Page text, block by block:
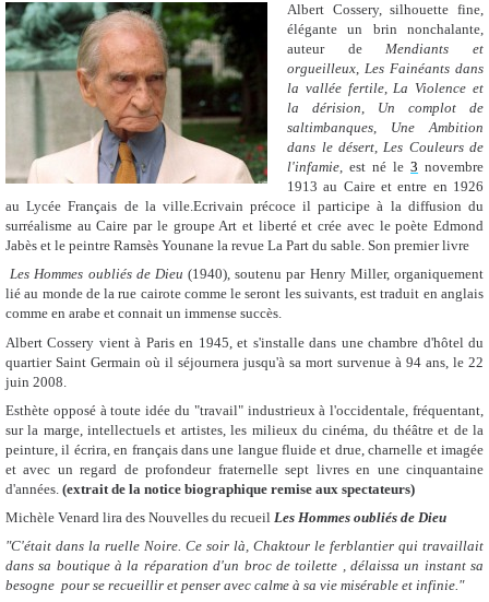
Albert Cossery, silhouette fine,
élégante un brin nonchalante,
auteur deMendiants et
orgueilleux,Les Fainéants dans
la vallée fertile,La Violence et
la dérision, Un complot de
saltimbanques, Une Ambition
dans le désert,Les Couleurs de
l'infamie,est né le3 novembre
1913 au Caire et entre en 1926
au Lycée Français de la ville.Ecrivain précoce il participe à la diffusion du
surréalisme au Caire parle groupe Art et liberté et crée avec le poète Edmond
Jabès et le peintre Ramsès Younane la revue La Part du sable. Son premier livre
Les Hommes oubliés de Dieu (1940), soutenu par Henry Miller, organiquement
lié au monde de la rue cairote comme le seront les suivants,est traduit en anglais
comme en arabe et connait un immense succès.
Albert Cossery vient à Paris en 1945, et s'installe dans une chambre d'hôtel du
quartier Saint Germain où il séjournera jusqu'à sa mort survenue à 94 ans, le 22
juin 2008.
Esthète opposé à toute idée du "travail" industrieux à l'occidentale, fréquentant,
sur la marge, intellectuels et artistes, les milieux ducinéma, du théâtre et de la
peinture, il écrira, en français dans une langue fluide et drue, charnelle et imagée
et avec un regard deprofondeur fraternelle sept livres en une cinquantaine
d'années. (extrait de la notice biographique remise aux spectateurs)
Michèle Venard lira des Nouvelles du recueil Les Hommes oubliés de Dieu
"C'était dans la ruelle Noire. Ce soir là, Chaktour le ferblantier qui travaillait
dans sa boutique à la réparation d'un broc de toilette , délaissa un instant sa
besogne pour se recueillir et penser avec calme à sa vie misérable et infinie."